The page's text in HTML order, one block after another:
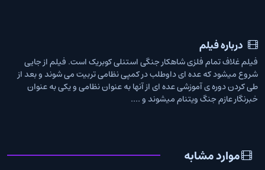
درباره فیلم
فیلم غلاف تمام فلزی شاهکار جنگی استنلی کوبریک است. فیلم از جایی
شروع میشود که عده ای داوطلب در کمپی نظامی تربیت می شوند و بعد از
طی کردن دوره ی آموزشی عده ای از آنها به عنوان نظامی و یکی به عنوان
خبرنگار عازم جنگ ویتنام میشوند و ....
موارد مشابه